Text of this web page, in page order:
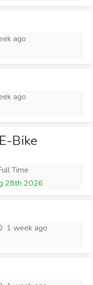
ago
ago
Bike
Time
28th 2026
1 week ago